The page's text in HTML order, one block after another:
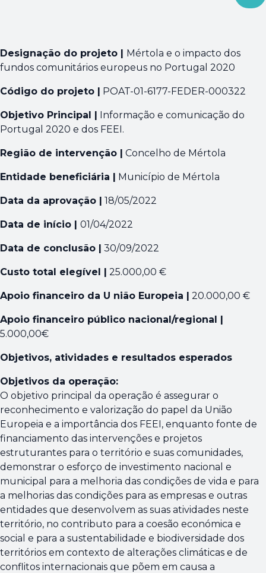
Designação do projeto | Mértola e o impacto dos
fundos comunitários europeus no Portugal 2020
Código do projeto | POAT-01-6177-FEDER-000322
Objetivo Principal | Informação e comunicação do
Portugal 2020 e dos FEEI.
Região de intervenção | Concelho de Mértola
Entidade beneficiária | Município de Mértola
Data da aprovação | 18/05/2022
Data de início | 01/04/2022
Data de conclusão | 30/09/2022
Custo total elegível | 25.000,00 €
Apoio financeiro da U nião Europeia | 20.000,00 €
Apoio financeiro público nacional/regional |
5.000,00€
Objetivos, atividades e resultados esperados
Objetivos da operação:
O objetivo principal da operação é assegurar o
reconhecimento e valorização do papel da União
Europeia e a importância dos FEEI, enquanto fonte de
financiamento das intervenções e projetos
estruturantes para o território e suas comunidades,
demonstrar o esforço de investimento nacional e
municipal para a melhoria das condições de vida e para
a melhorias das condições para as empresas e outras
entidades que desenvolvem as suas atividades neste
território, no contributo para a coesão económica e
social e para a sustentabilidade e biodiversidade dos
territórios em contexto de alterações climáticas e de
conflitos internacionais que põem em causa a